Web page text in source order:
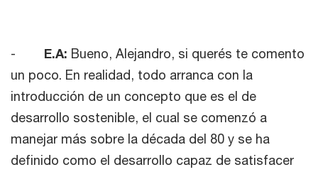
- E.A: Bueno, Alejandro, si querés te comento
un poco. En realidad, todo arranca con la
introducción de un concepto que es el de
desarrollo sostenible, el cual se comenzó a
manejar más sobre la década del 80 y se ha
definido como el desarrollo capaz de satisfacer